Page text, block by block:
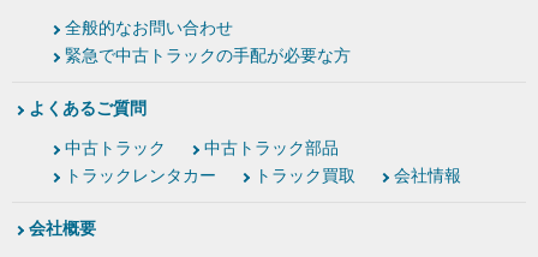
全般的なお問い合わせ
緊急で中古トラックの手配が必要な方
よくあるご質問
中古トラック
中古トラック部品
トラックレンタカー
トラック買取 会社情報
会社概要